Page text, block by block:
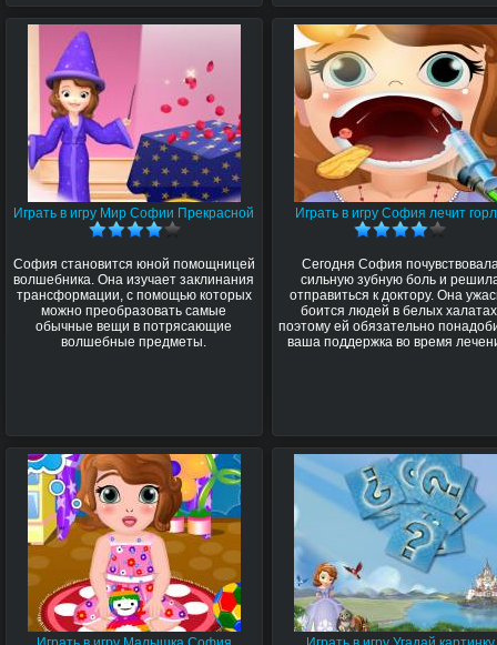
Играть в игру Мир Софии Прекрасной
София становится юной помощницей
волшебника. Она изучает заклинания
трансформации, с помощью которых
можно преобразовать самые
обычные вещи в потрясающие
волшебные предметы.
Играть в игру София лечит
Сегодня София
сильную зубную боль и
отправиться к доктору. Она
боится людей в белых
поэтому ей обязательно
ваша поддержка во время